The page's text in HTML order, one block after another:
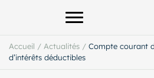
Afficher le menu
Accueil / Actualités / Compte courant
d’intérêts déductibles